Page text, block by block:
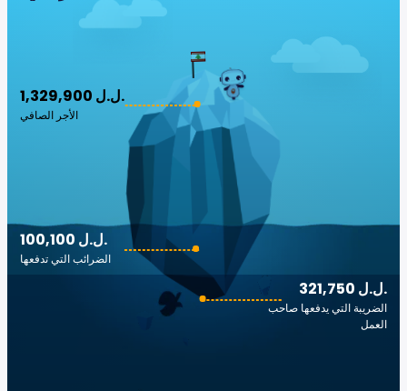
1,329,900 ل.ل.‎
الأجر الصافي
321,750 ل.ل.‎
الضريبة التي يدفعها صاحب
العمل
100,100 ل.ل.‎
الضرائب التي تدفعها